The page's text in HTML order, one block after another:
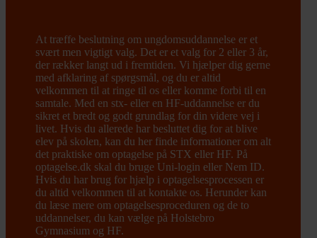
At træffe beslutning om ungdomsuddannelse er et
svært men vigtigt valg. Det er et valg for 2 eller 3 år,
der rækker langt ud i fremtiden. Vi hjælper dig gerne
med afklaring af spørgsmål, og du er altid
velkommen til at ringe til os eller komme forbi til en
samtale. Med en stx- eller en HF-uddannelse er du
sikret et bredt og godt grundlag for din videre vej i
livet. Hvis du allerede har besluttet dig for at blive
elev på skolen, kan du her finde informationer om alt
det praktiske om optagelse på STX eller HF. På
optagelse.dk skal du bruge Uni-login eller Nem ID.
Hvis du har brug for hjælp i optagelsesprocessen er
du altid velkommen til at kontakte os. Herunder kan
du læse mere om optagelsesproceduren og de to
uddannelser, du kan vælge på Holstebro
Gymnasium og HF.